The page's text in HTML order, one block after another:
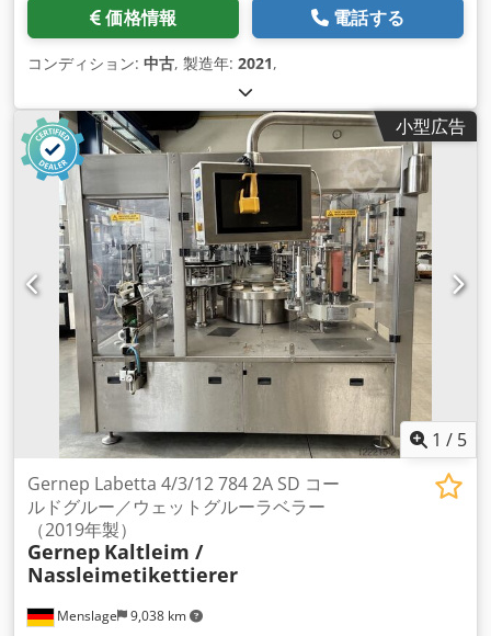
価格情報 電話する
コンディション: 中古, 製造年: 2021,
小型広告
1 / 5
Menslage 9,038 km
Gernep Labetta 4/3/12 784 2A SD コー
ルドグルー／ウェットグルーラベラー
（2019年製）
Gernep Kaltleim /
Nassleimetikettierer